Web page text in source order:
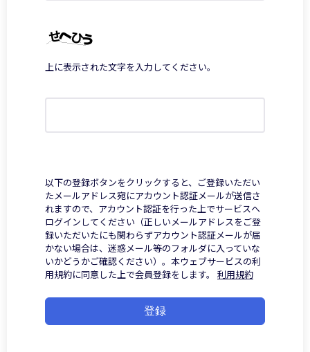
上に表示された文字を入力してください。
以下の登録ボタンをクリックすると、ご登録いただい
たメールアドレス宛にアカウント認証メールが送信さ
れますので、アカウント認証を行った上でサービスへ
ログインしてください（正しいメールアドレスをご登
録いただいたにも関わらずアカウント認証メールが届
かない場合は、迷惑メール等のフォルダに入っていな
いかどうかご確認ください）。本ウェブサービスの利
用規約に同意した上で会員登録をします。 利用規約
登録